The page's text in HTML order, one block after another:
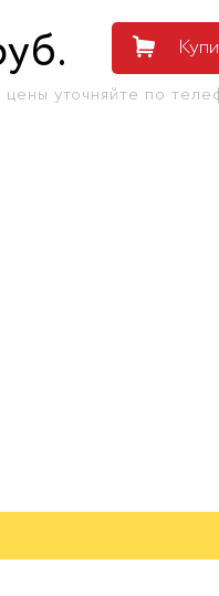
.
цены уточняйте по